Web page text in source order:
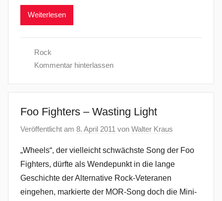
Weiterlesen
Rock
Kommentar hinterlassen
Foo Fighters – Wasting Light
Veröffentlicht am 8. April 2011 von Walter Kraus
„Wheels“, der vielleicht schwächste Song der Foo
Fighters, dürfte als Wendepunkt in die lange
Geschichte der Alternative Rock-Veteranen
eingehen, markierte der MOR-Song doch die Mini-